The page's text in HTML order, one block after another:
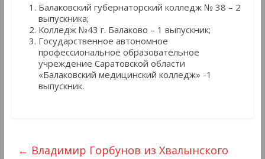
Балаковский губернаторский колледж № 38 – 2
выпускника;
Колледж №43 г. Балаково – 1 выпускник;
Государственное автономное
профессиональное образовательное
учреждение Саратовской области
«Балаковский медицинский колледж» -1
выпускник.
← Владимир Горбунов из Хвалынского